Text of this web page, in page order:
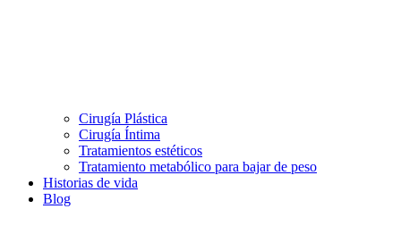
Cirugía Plástica
Cirugía Íntima
Tratamientos estéticos
Tratamiento metabólico para bajar de peso
Historias de vida
Blog